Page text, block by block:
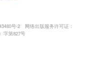
号-2
网络出版服务许可证：
字第827号